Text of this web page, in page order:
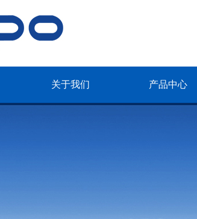
关于我们 产品中心